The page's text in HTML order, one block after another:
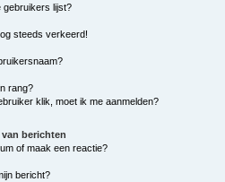
gebruikers lijst?
steeds verkeerd!
rang?
klik, moet ik me aanmelden?
berichten
of maak een reactie?
bericht?